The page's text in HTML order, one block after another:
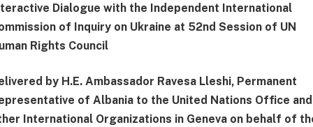
Dialogue with the Independent International
of Inquiry on Ukraine at 52nd Session of UN
Rights Council
by H.E. Ambassador Ravesa Lleshi, Permanent
of Albania to the United Nations Office and
International Organizations in Geneva on behalf of